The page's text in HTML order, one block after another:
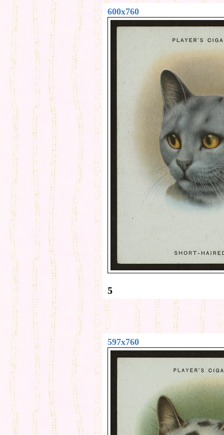
600x760
5
597x760